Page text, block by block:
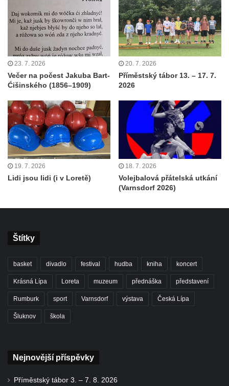
23. 7. 2026
Večer na počest Jakuba Bart-
Ćišinského (1856–1909)
20. 7. 2026
Příměstský tábor 13. – 17. 7.
2026
19. 7. 2026
Lidi jsou lidi (i v Loretě)
18. 7. 2026
Volejbalová přátelská utkání
(Varnsdorf 2026)
Štítky
basket divadlo festival hudba kniha koncert
Krásná Lípa Loreta muzeum přednáška představení
Rumburk sport Varnsdorf výstava Česká Lípa
Šluknov škola
Nejnovější příspěvky
Příměstský tábor 3. – 7. 8. 2026